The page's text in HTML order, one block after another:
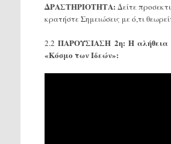
ΔΡΑΣΤΗΡΙΟΤΗΤΑ: Δείτε
κρατήστε Σημειώσεις με ό,τι
2.2ΠΑΡΟΥΣΙΑΣΗ 2η: Η αλήθεια
«Κόσμο των Ιδεών»: